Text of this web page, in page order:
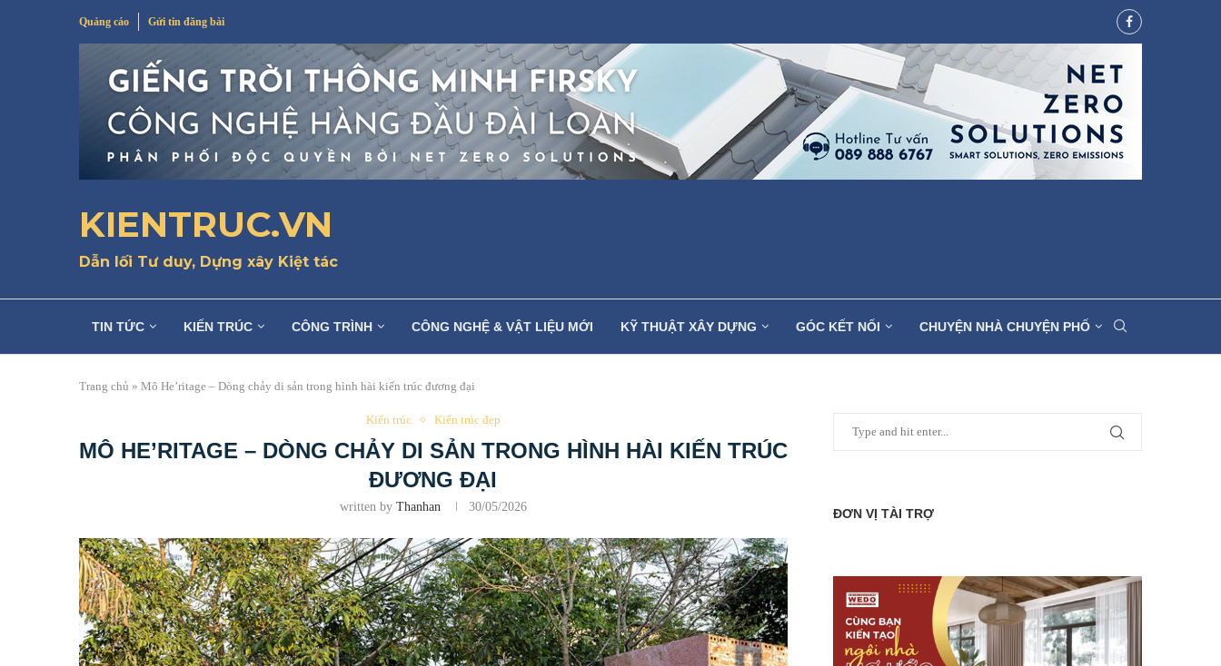
Quảng cáo Gửi tin đăng bài
KIENTRUC.VN
Dẫn lối Tư duy, Dựng xây Kiệt tác
TIN TỨC KIẾN TRÚC CÔNG TRÌNH CÔNG NGHỆ & VẬT LIỆU MỚI KỸ THUẬT XÂY DỰNG GÓC KẾT NỐI CHUYỆN NHÀ CHUYỆN PHỐ
Trang chủ » Mô He’ritage – Dòng chảy di sản trong hình hài kiến trúc đương đại
Kiến trúc Kiến trúc đẹp
MÔ HE’RITAGE – DÒNG CHẢY DI SẢN TRONG HÌNH HÀI KIẾN TRÚC
ĐƯƠNG ĐẠI
written by Thanhan 30/05/2026 ĐƠN VỊ TÀI TRỢ